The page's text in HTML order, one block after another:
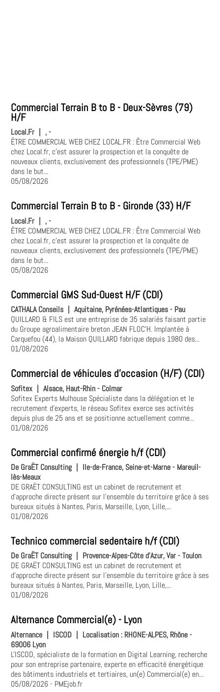
Commercial Terrain B to B - Deux-Sèvres (79)
H/F
Local.Fr
, -
ÊTRE COMMERCIAL WEB CHEZ LOCAL.FR : Être Commercial Web
chez Local.fr, c'est assurer la prospection et la conquête de
nouveaux clients, exclusivement des professionnels (TPE/PME)
dans le but...
05/08/2026
Commercial Terrain B to B - Gironde (33) H/F
Local.Fr | , -
ÊTRE COMMERCIAL WEB CHEZ LOCAL.FR : Être Commercial Web
chez Local.fr, c'est assurer la prospection et la conquête de
nouveaux clients, exclusivement des professionnels (TPE/PME)
dans le but...
05/08/2026
Commercial GMS Sud-Ouest H/F (CDI)
CATHALA Conseils
Aquitaine, Pyrénées-Atlantiques - Pau
QUILLARD & FILS est une entreprise de 35 salariés faisant partie
du Groupe agroalimentaire breton JEAN FLOC’H. Implantée à
Carquefou (44), la Maison QUILLARD fabrique depuis 1980 des...
01/08/2026
Commercial de véhicules d'occasion (H/F) (CDI)
Sofitex | Alsace, Haut-Rhin - Colmar
Sofitex Experts Mulhouse Spécialiste dans la délégation et le
recrutement d'experts, le réseau Sofitex exerce ses activités
depuis plus de 25 ans et se positionne actuellement comme...
01/08/2026
Commercial confirmé énergie h/f (CDI)
De GraËT Consulting
Ile-de-France, Seine-et-Marne - Mareuil-
lès-Meaux
DE GRAËT CONSULTING est un cabinet de recrutement et
d'approche directe présent sur l'ensemble du territoire grâce à ses
bureaux situés à Nantes, Paris, Marseille, Lyon, Lille,...
01/08/2026
Technico commercial sedentaire h/f (CDI)
De GraËT Consulting
Provence-Alpes-Côte d'Azur, Var - Toulon
DE GRAËT CONSULTING est un cabinet de recrutement et
d'approche directe présent sur l'ensemble du territoire grâce à ses
bureaux situés à Nantes, Paris, Marseille, Lyon, Lille,...
01/08/2026
Alternance Commercial(e) - Lyon
Alternance | ISCOD | Localisation : RHONE-ALPES, Rhône -
69006 Lyon
L'ISCOD, spécialiste de la formation en Digital Learning, recherche
pour son entreprise partenaire, experte en efficacité énergétique
des bâtiments industriels et tertiaires, un(e) Commercial(e) en...
05/08/2026- PMEjob.fr